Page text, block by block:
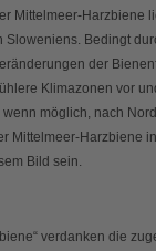
Mittelmeer-Harzbiene
Bedingt
der
Klimazonen vor
möglich, nach
Mittelmeer-Harzbiene
Bild sein.
verdanken die